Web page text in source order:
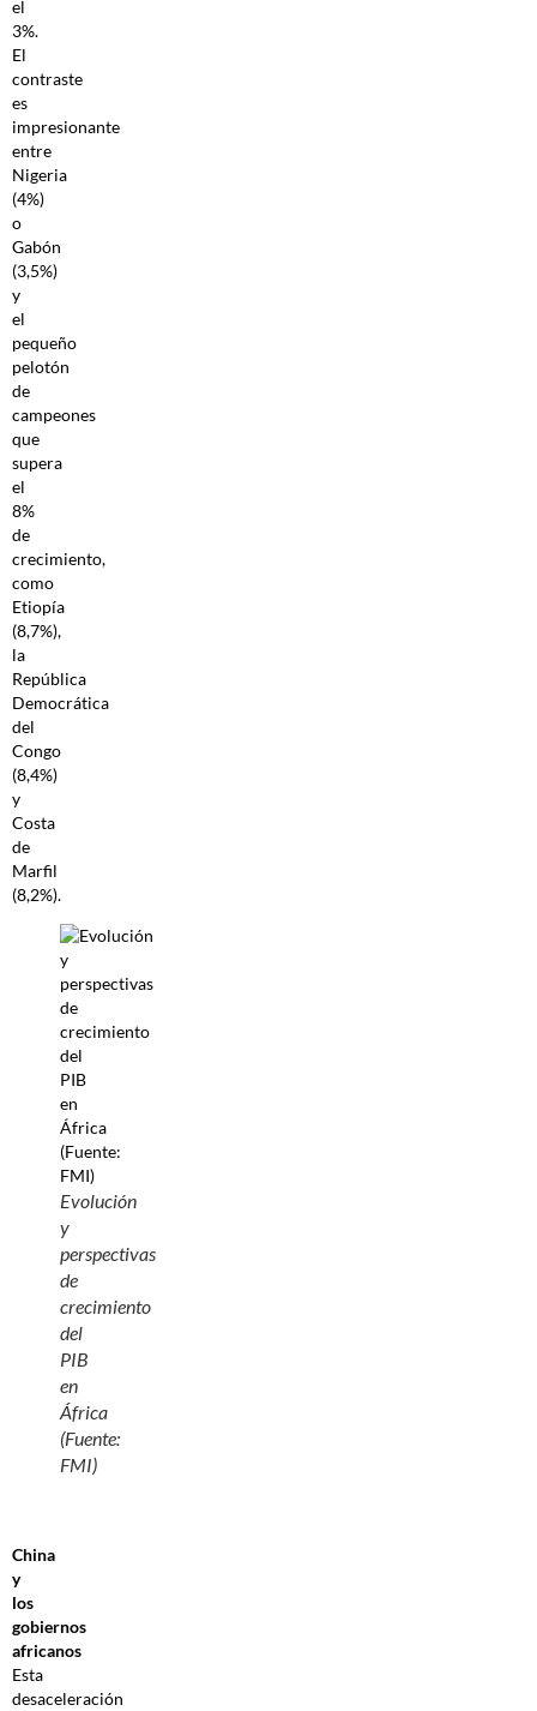
el
3%.
El
contraste
es
impresionante
entre
Nigeria
(4%)
o
Gabón
(3,5%)
y
el
pequeño
pelotón
de
campeones
que
supera
el
8%
de
crecimiento,
como
Etiopía
(8,7%),
la
República
Democrática
del
Congo
(8,4%)
y
Costa
de
Marfil
(8,2%).
Evolución
y
perspectivas
de
crecimiento
del
PIB
en
África
(Fuente:
FMI)
China
y
los
gobiernos
africanos
Esta
desaceleración